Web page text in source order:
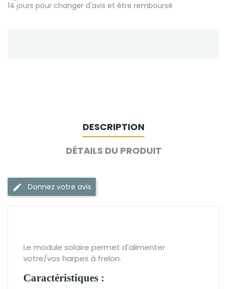
14 jours pour changer d'avis et être remboursé
DESCRIPTION
DÉTAILS DU PRODUIT
Donnez votre avis
Le module solaire permet d'alimenter
votre/vos harpes à frelon.
Caractéristiques :